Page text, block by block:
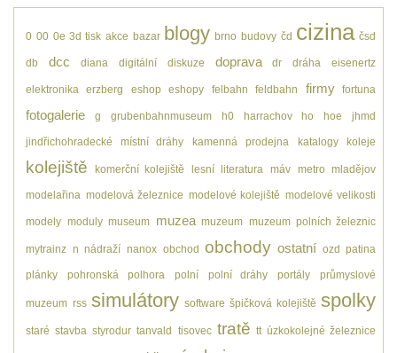
0 00 0e 3d tisk akce bazar blogy brno budovy čd cizina čsd
db dcc diana digitální diskuze doprava dr dráha eisenertz
elektronika erzberg eshop eshopy felbahn feldbahn firmy fortuna
fotogalerie g grubenbahnmuseum h0 harrachov ho hoe jhmd
jindřichohradecké místní dráhy kamenná prodejna katalogy koleje
kolejiště komerční kolejiště lesní literatura máv metro mladějov
modelařina modelová železnice modelové kolejiště modelové velikosti
modely moduly museum muzea muzeum muzeum polních železnic
mytrainz n nádraží nanox obchod obchody ostatní ozd patina
plánky pohronská polhora polní polní dráhy portály průmyslové
muzeum rss simulátory software špičková kolejiště spolky
staré stavba styrodur tanvald tisovec tratě tt úzkokolejné železnice